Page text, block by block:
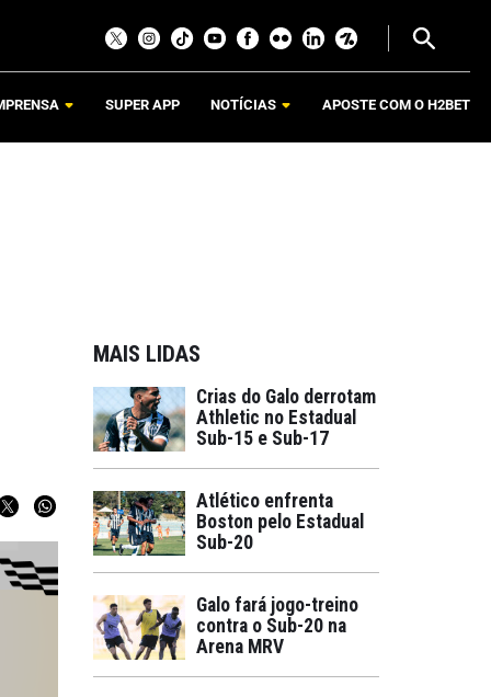
SUPER APP NOTÍCIAS APOSTE COM O H2BET
MAIS LIDAS
Crias do Galo derrotam
Athletic no Estadual
Sub-15 e Sub-17
Atlético enfrenta
Boston pelo Estadual
Sub-20
Galo fará jogo-treino
contra o Sub-20 na
Arena MRV